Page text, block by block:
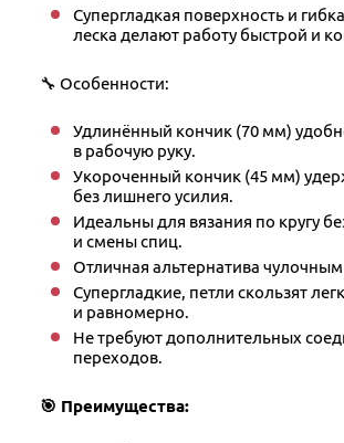
Супергладкая поверхность и
леска делают работу быстрой и
🔧 Особенности:
Удлинённый кончик (70 мм)
в рабочую руку.
Укороченный кончик (45 мм)
без лишнего усилия.
Идеальны для вязания по кругу
и смены спиц.
Отличная альтернатива
Супергладкие, петли скользят
и равномерно.
Не требуют дополнительных
переходов.
🎯 Преимущества: